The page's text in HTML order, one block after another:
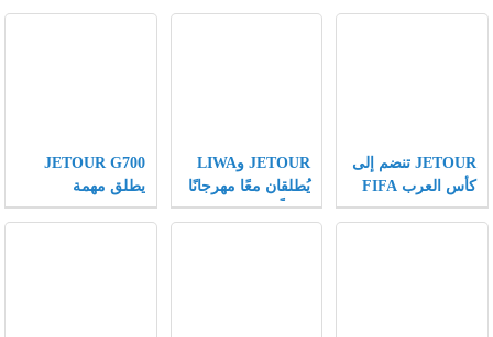
JETOUR تنضم إلى
كأس العرب FIFA
كشريك مركبات
JETOUR وLIWA
يُطلقان معًا مهرجانًا
عالميًّا لعشاق الطرق
JETOUR G700
يطلق مهمة
“Wilderness